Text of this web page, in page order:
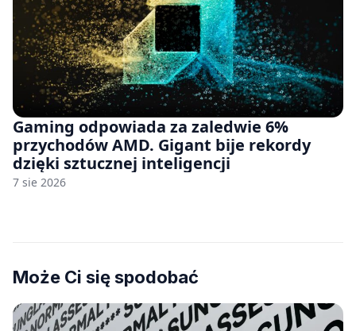
Gaming odpowiada za zaledwie 6%
przychodów AMD. Gigant bije rekordy
dzięki sztucznej inteligencji
7 sie 2026
Może Ci się spodobać